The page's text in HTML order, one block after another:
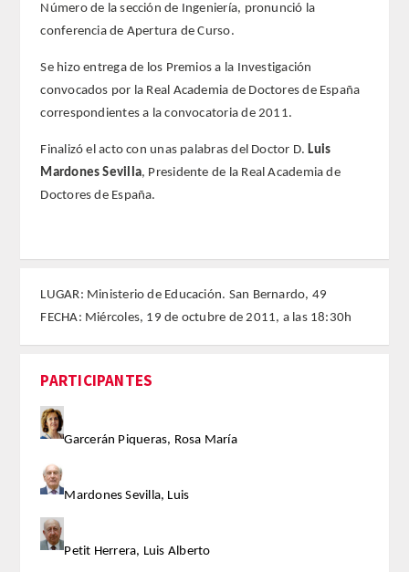
HUMANIDADES
DERECHO
MEDICINA
CIENCIAS EXPERIMENTALES
INGENIERíA
ARQUITECTURA Y BELLAS ARTES
VETERINARIA
NUMERO
SUPERNUMERARIOS
CORRESPONDIENTES
Número de la sección de Ingeniería, pronunció la
conferencia de Apertura de Curso.
Se hizo entrega de los Premios a la Investigación
convocados por la Real Academia de Doctores de España
correspondientes a la convocatoria de 2011.
Finalizó el acto con unas palabras del Doctor D. Luis
Mardones Sevilla, Presidente de la Real Academia de
Doctores de España.
LUGAR: Ministerio de Educación. San Bernardo, 49
FECHA: Miércoles, 19 de octubre de 2011, a las 18:30h
PARTICIPANTES
Garcerán Piqueras, Rosa María
Mardones Sevilla, Luis
Petit Herrera, Luis Alberto